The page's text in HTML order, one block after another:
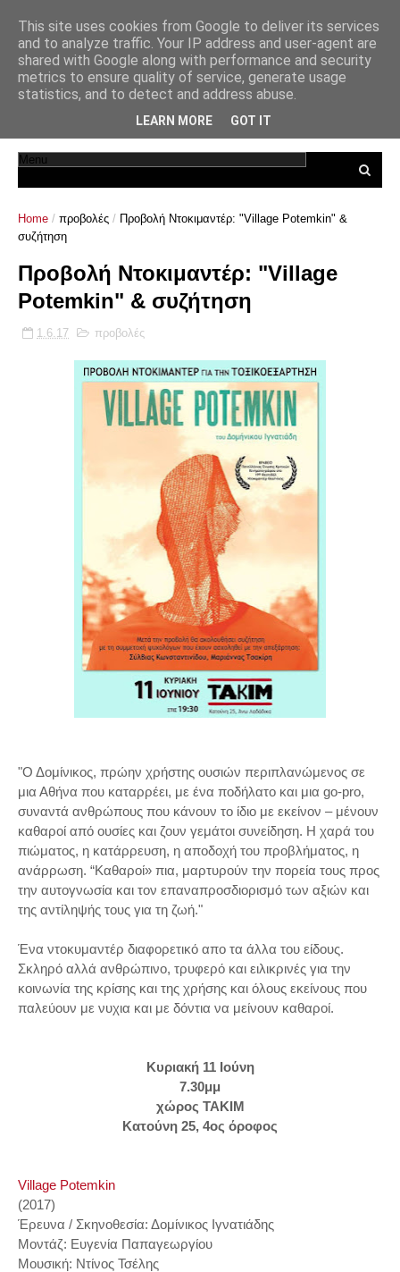
Home / προβολές / Προβολή Ντοκιμαντέρ: "Village Potemkin" &
συζήτηση
Προβολή Ντοκιμαντέρ: "Village
Potemkin" & συζήτηση
1.6.17 προβολές
"Ο Δομίνικος, πρώην χρήστης ουσιών περιπλανώμενος σε
μια Αθήνα που καταρρέει, με ένα ποδήλατο και μια go-pro,
συναντά ανθρώπους που κάνουν το ίδιο με εκείνον – μένουν
καθαροί από ουσίες και ζουν γεμάτοι συνείδηση. Η χαρά του
πιώματος, η κατάρρευση, η αποδοχή του προβλήματος, η
ανάρρωση. “Καθαροί» πια, μαρτυρούν την πορεία τους προς
την αυτογνωσία και τον επαναπροσδιορισμό των αξιών και
της αντίληψής τους για τη ζωή."
Ένα ντοκυμαντέρ διαφορετικό απο τα άλλα του είδους.
Σκληρό αλλά ανθρώπινο, τρυφερό και ειλικρινές για την
κοινωνία της κρίσης και της χρήσης και όλους εκείνους που
παλεύουν με νυχια και με δόντια να μείνουν καθαροί.
Κυριακή 11 Ιούνη
7.30μμ
χώρος ΤΑΚΙΜ
Κατούνη 25, 4ος όροφος
Village Potemkin
(2017)
Έρευνα / Σκηνοθεσία: Δομίνικος Ιγνατιάδης
Μοντάζ: Ευγενία Παπαγεωργίου
Μουσική: Ντίνος Τσέλης
This site uses cookies from Google to deliver its services
and to analyze traffic. Your IP address and user-agent are
shared with Google along with performance and security
metrics to ensure quality of service, generate usage
statistics, and to detect and address abuse.
LEARN MORE GOT IT